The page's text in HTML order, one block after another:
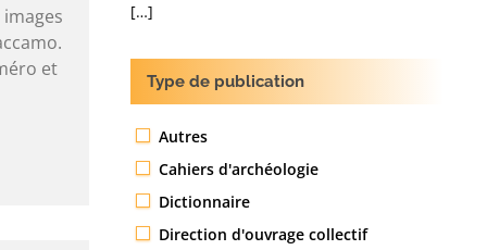
et
[…]
Type de publication
Autres
Cahiers d'archéologie
Dictionnaire
Direction d'ouvrage collectif